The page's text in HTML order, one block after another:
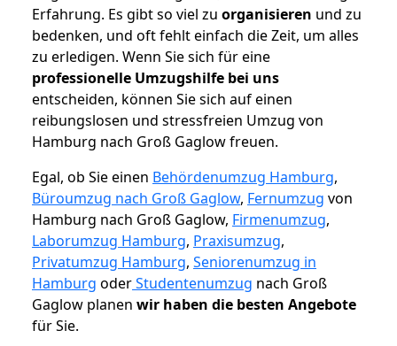
Erfahrung. Es gibt so viel zu organisieren und zu
bedenken, und oft fehlt einfach die Zeit, um alles
zu erledigen. Wenn Sie sich für eine
professionelle Umzugshilfe bei uns
entscheiden, können Sie sich auf einen
reibungslosen und stressfreien Umzug von
Hamburg nach Groß Gaglow freuen.
Egal, ob Sie einen Behördenumzug Hamburg,
Büroumzug nach Groß Gaglow, Fernumzug von
Hamburg nach Groß Gaglow, Firmenumzug,
Laborumzug Hamburg, Praxisumzug,
Privatumzug Hamburg, Seniorenumzug in
Hamburg oderStudentenumzug nach Groß
Gaglow planen wir haben die besten Angebote
für Sie.